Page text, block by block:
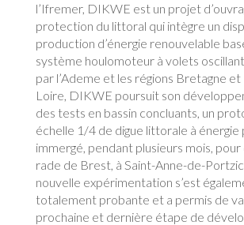
l’Ifremer, DIKWE est un projet
protection du littoral qui intègre un
production d’énergie renouvelable
système houlomoteur à volets
par l’Ademe et les régions Bretagne et
Loire, DIKWE poursuit son
des tests en bassin concluants, un
échelle 1/4 de digue littorale à énergie
immergé, pendant plusieurs mois, pour
rade de Brest, à Saint-Anne-de-
nouvelle expérimentation s’est
totalement probante et a permis de
prochaine et dernière étape de